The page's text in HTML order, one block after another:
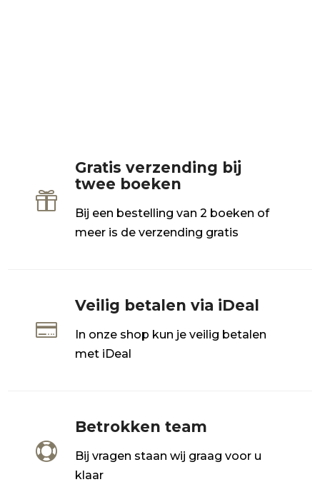

Gratis verzending bij
twee boeken
Bij een bestelling van 2 boeken of
meer is de verzending gratis

Veilig betalen via iDeal
In onze shop kun je veilig betalen
met iDeal

Betrokken team
Bij vragen staan wij graag voor u
klaar